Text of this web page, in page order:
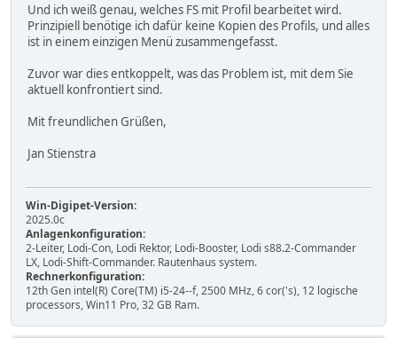
Und ich weiß genau, welches FS mit Profil bearbeitet wird.
Prinzipiell benötige ich dafür keine Kopien des Profils, und alles
ist in einem einzigen Menü zusammengefasst.
Zuvor war dies entkoppelt, was das Problem ist, mit dem Sie
aktuell konfrontiert sind.
Mit freundlichen Grüßen,
Jan Stienstra
Win-Digipet-Version:
2025.0c
Anlagenkonfiguration:
2-Leiter, Lodi-Con, Lodi Rektor, Lodi-Booster, Lodi s88.2-Commander
LX, Lodi-Shift-Commander. Rautenhaus system.
Rechnerkonfiguration:
12th Gen intel(R) Core(TM) i5-24--f, 2500 MHz, 6 cor('s), 12 logische
processors, Win11 Pro, 32 GB Ram.